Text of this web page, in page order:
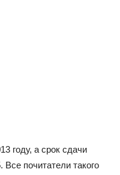
году, а срок сдачи
почитатели такого